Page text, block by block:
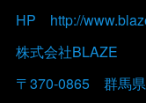
HP http://
株式会社BLAZE
〒370-0865 群馬